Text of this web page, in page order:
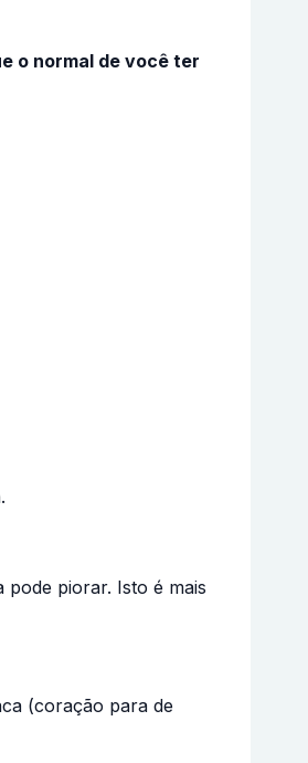
o normal de você ter
pode piorar. Isto é mais
(coração para de